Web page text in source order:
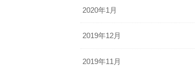
2020年1月
2019年12月
2019年11月